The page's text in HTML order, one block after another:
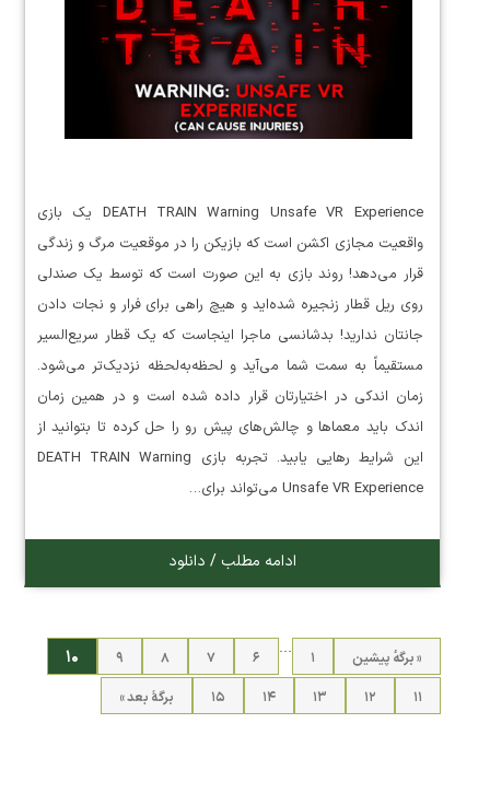
DEATH TRAIN Warning Unsafe VR Experience یک بازی
واقعیت مجازی اکشن است که بازیکن را در موقعیت مرگ و زندگی
قرار می‌دهد! روند بازی به این صورت است که توسط یک صندلی
روی ریل قطار زنجیره شده‌اید و هیچ راهی برای فرار و نجات دادن
جانتان ندارید! بدشانسی ماجرا اینجاست که یک قطار سریع‌السیر
مستقیماً به سمت شما می‌آید و لحظه‌به‌لحظه نزدیک‌تر می‌شود.
زمان اندکی در اختیارتان قرار داده شده است و در همین زمان
اندک باید معماها و چالش‌های پیش رو را حل کرده تا بتوانید از
این شرایط رهایی یابید. تجربه بازی DEATH TRAIN Warning
Unsafe VR Experience می‌تواند برای…
ادامه مطلب / دانلود
« برگه‌ٔ پیشین ۱ ۶ ۷ ۸ ۹ ۱۰
۱۱ ۱۲ ۱۳ ۱۴ ۱۵ برگهٔ بعد »